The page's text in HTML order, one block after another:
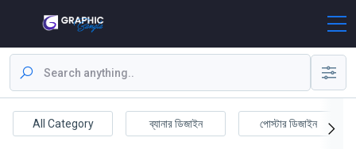
All Category ব্যানার ডিজাইন পোস্টার ডিজাইন